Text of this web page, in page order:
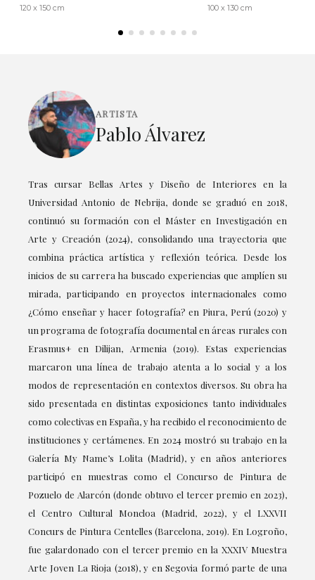
120 x 150 cm 100 x 130 cm
ARTISTA
Pablo Álvarez
Tras cursar Bellas Artes y Diseño de Interiores en la
Universidad Antonio de Nebrija, donde se graduó en 2018,
continuó su formación con el Máster en Investigación en
Arte y Creación (2024), consolidando una trayectoria que
combina práctica artística y reflexión teórica. Desde los
inicios de su carrera ha buscado experiencias que amplíen su
mirada, participando en proyectos internacionales como
¿Cómo enseñar y hacer fotografía? en Piura, Perú (2020) y
un programa de fotografía documental en áreas rurales con
Erasmus+ en Dilijan, Armenia (2019). Estas experiencias
marcaron una línea de trabajo atenta a lo social y a los
modos de representación en contextos diversos. Su obra ha
sido presentada en distintas exposiciones tanto individuales
como colectivas en España, y ha recibido el reconocimiento de
instituciones y certámenes. En 2024 mostró su trabajo en la
Galería My Name’s Lolita (Madrid), y en años anteriores
participó en muestras como el Concurso de Pintura de
Pozuelo de Alarcón (donde obtuvo el tercer premio en 2023),
el Centro Cultural Moncloa (Madrid, 2022), y el LXXVII
Concurs de Pintura Centelles (Barcelona, 2019). En Logroño,
fue galardonado con el tercer premio en la XXXIV Muestra
Arte Joven La Rioja (2018), y en Segovia formó parte de una